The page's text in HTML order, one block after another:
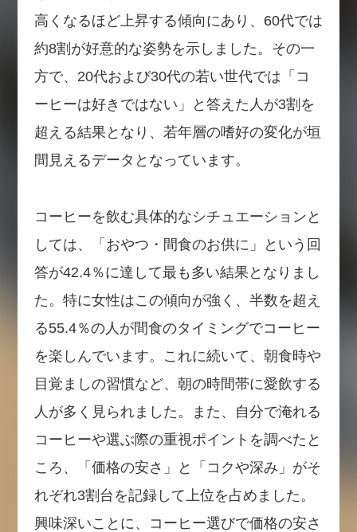
高くなるほど上昇する傾向にあり、60代では
約8割が好意的な姿勢を示しました。その一
方で、20代および30代の若い世代では「コ
ーヒーは好きではない」と答えた人が3割を
超える結果となり、若年層の嗜好の変化が垣
間見えるデータとなっています。
コーヒーを飲む具体的なシチュエーションと
しては、「おやつ・間食のお供に」という回
答が42.4％に達して最も多い結果となりまし
た。特に女性はこの傾向が強く、半数を超え
る55.4％の人が間食のタイミングでコーヒー
を楽しんでいます。これに続いて、朝食時や
目覚ましの習慣など、朝の時間帯に愛飲する
人が多く見られました。また、自分で淹れる
コーヒーや選ぶ際の重視ポイントを調べたと
ころ、「価格の安さ」と「コクや深み」がそ
れぞれ3割台を記録して上位を占めました。
興味深いことに、コーヒー選びで価格の安さ